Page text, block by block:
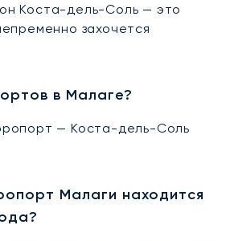
Коста-дель-Соль — это
захочется
в Малаге?
— Коста-дель-Соль
Малаги находится